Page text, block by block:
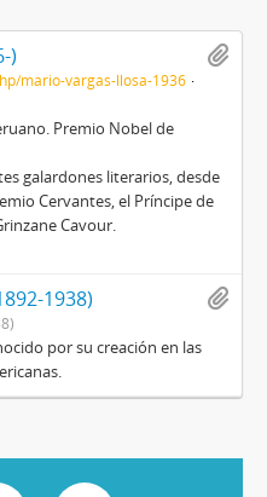
)
mario-vargas-llosa-1936
Premio Nobel de
galardones literarios, desde
Cervantes, el Príncipe de
Cavour.
1938)
por su creación en las